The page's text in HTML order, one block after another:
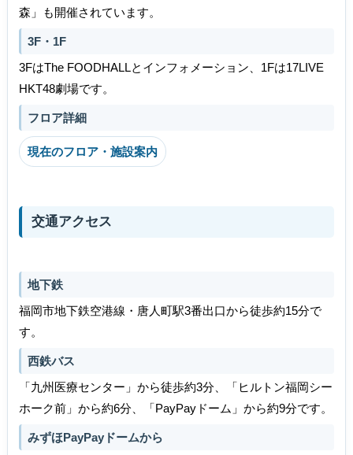
森」も開催されています。
3F・1F
3FはThe FOODHALLとインフォメーション、1Fは17LIVE
HKT48劇場です。
フロア詳細
現在のフロア・施設案内
交通アクセス
地下鉄
福岡市地下鉄空港線・唐人町駅3番出口から徒歩約15分で
す。
西鉄バス
「九州医療センター」から徒歩約3分、「ヒルトン福岡シー
ホーク前」から約6分、「PayPayドーム」から約9分です。
みずほPayPayドームから